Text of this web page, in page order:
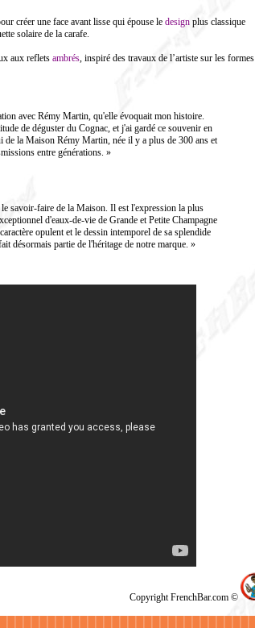
créer une face avant lisse qui épouse le design plus classique
solaire de la carafe.
aux reflets ambrés, inspiré des travaux de l’artiste sur les formes
avec Rémy Martin, qu'elle évoquait mon histoire.
de déguster du Cognac, et j'ai gardé ce souvenir en
la Maison Rémy Martin, née il y a plus de 300 ans et
entre générations. »
savoir-faire de la Maison. Il est l'expression la plus
d'eaux-de-vie de Grande et Petite Champagne
opulent et le dessin intemporel de sa splendide
désormais partie de l'héritage de notre marque. »
Copyright FrenchBar.com ©